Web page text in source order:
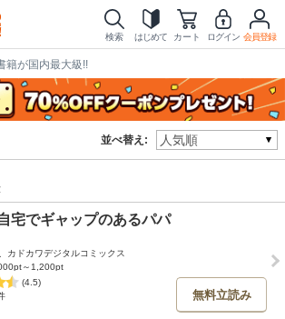
検索 はじめて カート ログイン 会員登録
籍が国内最大級!!
並べ替え:
宅でギャップのあるパパ
カドカワデジタルコミックス
～1,200pt
(4.5)
無料立読み